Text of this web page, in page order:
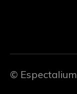
© Espectalium